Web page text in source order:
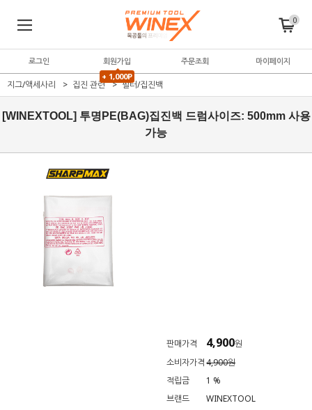
0
로그인
회원가입
+ 1,000P
주문조회 마이페이지
지그/액세사리 집진 관련 필터/집진백
[WINEXTOOL] 투명PE(BAG)집진백 드럼사이즈: 500mm 사용
가능
판매가격 4,900원
소비자가격4,900원
적립금
1 %
브랜드
WINEXTOOL